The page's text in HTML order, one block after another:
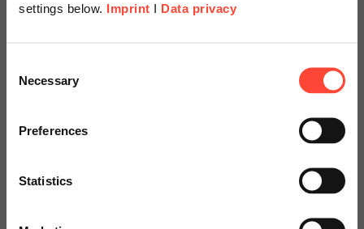
settings below. Imprint I Data privacy
Selection
Necessary
Preferences
Statistics
Ausrichtung der Kernprozesse auf Kunden
Design der Innovation Governance
specially adapted offers and